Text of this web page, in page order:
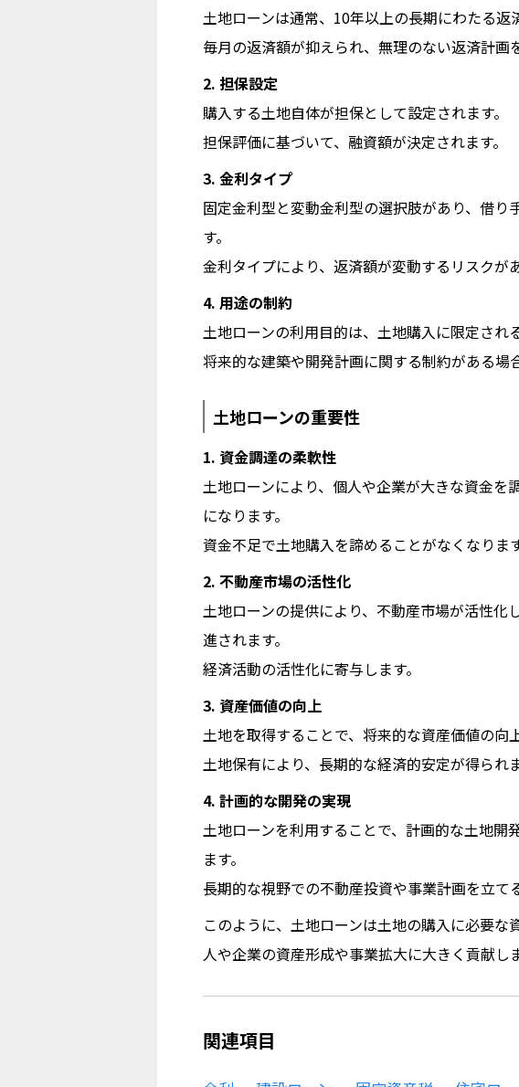
土地ローンは通常、10年以上の長期にわたる返
毎月の返済額が抑えられ、無理のない返済計画
2. 担保設定
購入する土地自体が担保として設定されます。
担保評価に基づいて、融資額が決定されます。
3. 金利タイプ
固定金利型と変動金利型の選択肢があり、借り
す。
金利タイプにより、返済額が変動するリスクが
4. 用途の制約
土地ローンの利用目的は、土地購入に限定され
将来的な建築や開発計画に関する制約がある場
土地ローンの重要性
1. 資金調達の柔軟性
土地ローンにより、個人や企業が大きな資金を
になります。
資金不足で土地購入を諦めることがなくなります
2. 不動産市場の活性化
土地ローンの提供により、不動産市場が活性化
進されます。
経済活動の活性化に寄与します。
3. 資産価値の向上
土地を取得することで、将来的な資産価値の向
土地保有により、長期的な経済的安定が得られま
4. 計画的な開発の実現
土地ローンを利用することで、計画的な土地開
ます。
長期的な視野での不動産投資や事業計画を立て
このように、土地ローンは土地の購入に必要
人や企業の資産形成や事業拡大に大きく貢献しま
関連項目